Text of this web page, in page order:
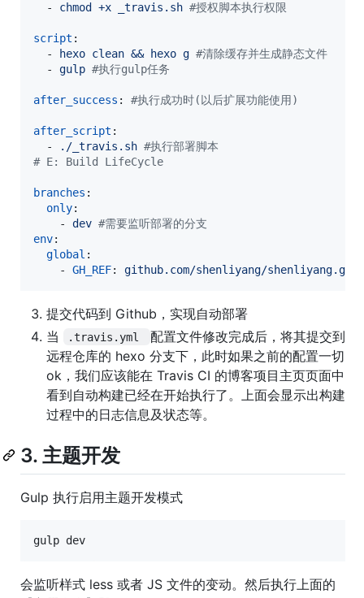
  -
chmod +x _travis.sh #授权脚本执行权限
script :
  -
hexo clean && hexo g #清除缓存并生成静态文件
  -
gulp #执行gulp任务
after_success : #执行成功时(以后扩展功能使用)
after_script :
  -
./_travis.sh #执行部署脚本
# E: Build LifeCycle
branches :
only:
    -
dev #需要监听部署的分支
env:
global :
    -
GH_REF: github.com/shenliyang/
提交代码到 Github，实现自动部署
当
.travis.yml
配置文件修改完成后，将其提交到
远程仓库的 hexo 分支下，此时如果之前的配置一切
ok，我们应该能在 Travis CI 的博客项目主页页面中
看到自动构建已经在开始执行了。上面会显示出构建
过程中的日志信息及状态等。
3. 主题开发
Gulp 执行启用主题开发模式
gulp dev
会监听样式 less 或者 JS 文件的变动。然后执行上面的